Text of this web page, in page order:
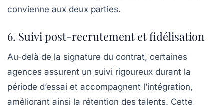
convienne aux deux parties.
6. Suivi post-recrutement et fidélisation
Au-delà de la signature du contrat, certaines
agences assurent un suivi rigoureux durant la
période d’essai et accompagnent l’intégration,
améliorant ainsi la rétention des talents. Cette